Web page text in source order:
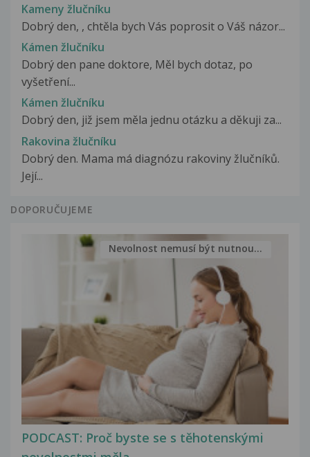
Kameny žlučníku
Dobrý den, , chtěla bych Vás poprosit o Váš názor...
Kámen žlučníku
Dobrý den pane doktore, Měl bych dotaz, po
vyšetření...
Kámen žlučníku
Dobrý den, již jsem měla jednu otázku a děkuji za...
Rakovina žlučníku
Dobrý den. Mama má diagnózu rakoviny žlučníků.
Její...
DOPORUČUJEME
PODCAST: Proč byste se s těhotenskými
Nevolnost nemusí být nutnou...